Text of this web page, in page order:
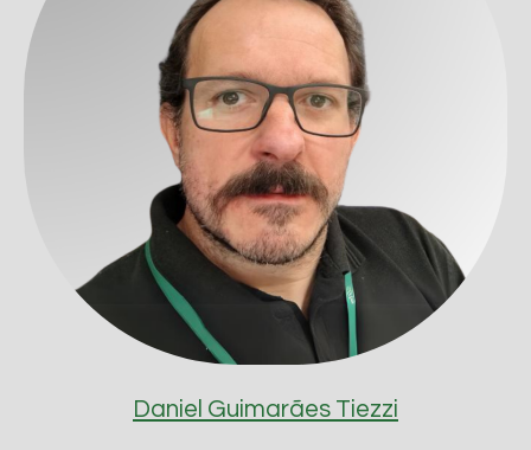
Daniel Guimarães Tiezzi